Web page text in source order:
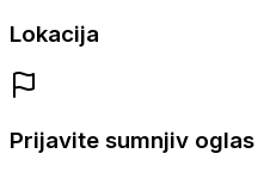
Lokacija
Prijavite sumnjiv oglas